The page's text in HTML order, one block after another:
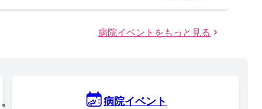
病院イベントをもっと見る
病院イベント